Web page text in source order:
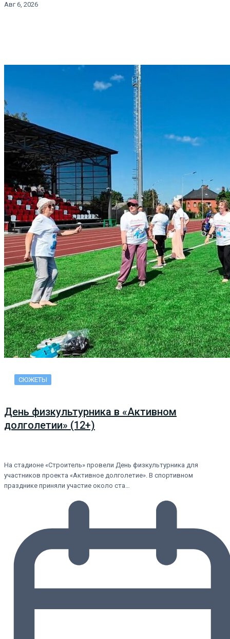
Авг 6, 2026
СЮЖЕТЫ
День физкультурника в «Активном
долголетии» (12+)
На стадионе «Строитель» провели День физкультурника для
участников проекта «Активное долголетие». В спортивном
празднике приняли участие около ста…